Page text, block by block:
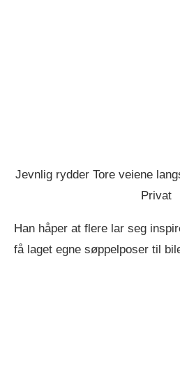
Jevnlig rydder Tore veiene
Privat
Han håper at flere lar seg
få laget egne søppelposer til